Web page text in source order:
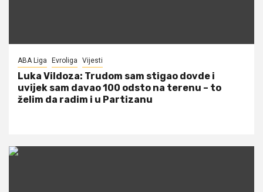
ABA Liga Evroliga Vijesti
Luka Vildoza: Trudom sam stigao dovde i
uvijek sam davao 100 odsto na terenu – to
želim da radim i u Partizanu